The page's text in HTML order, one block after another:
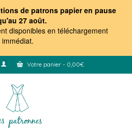
de patrons papier en pause
27 août.
disponibles en téléchargement
immédiat.
Votre panier - 0,00€